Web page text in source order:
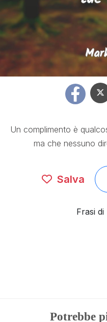
Un complimento è
ma che nessuno
Salva
Frasi
Potrebbe